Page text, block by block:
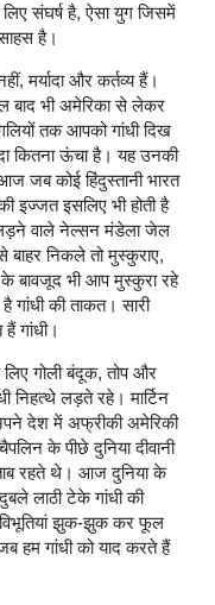
संघर्ष है, ऐसा युग जिसमें
है।
मर्यादा और कर्तव्य हैं।
बाद भी अमेरिका से लेकर
तक आपको गांधी दिख
कितना ऊंचा है। यह उनकी
जब कोई हिंदुस्तानी भारत
इज्जत इसलिए भी होती है
वाले नेल्सन मंडेला जेल
निकले तो मुस्कुराए,
बावजूद भी आप मुस्कुरा रहे
गांधी की ताकत। सारी
गांधी।
गोली बंदूक, तोप और
निहत्थे लड़ते रहे। मार्टिन
देश में अफ्रीकी अमेरिकी
के पीछे दुनिया दीवानी
रहते थे। आज दुनिया के
लाठी टेके गांधी की
विभूतियां झुक-झुक कर फूल
हम गांधी को याद करते हैं